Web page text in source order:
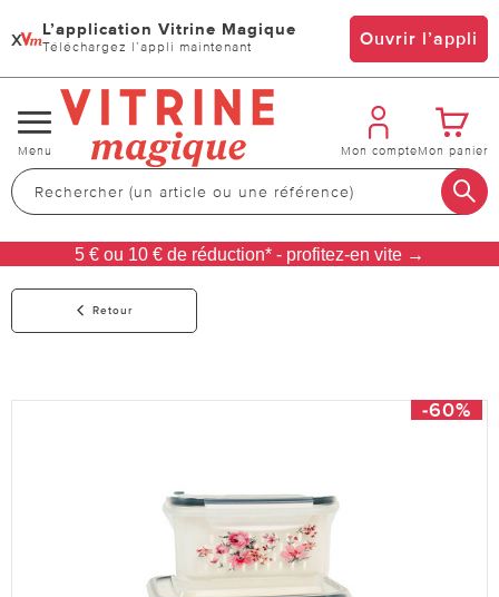
x L’application Vitrine Magique
Téléchargez l’appli maintenant Ouvrir l’appli
Changer
de
navigation
Menu Mon compteMon panier
5 € ou 10 € de réduction* - profitez-en vite →
Retour
-60%